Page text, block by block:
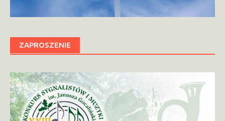
ZAPROSZENIE